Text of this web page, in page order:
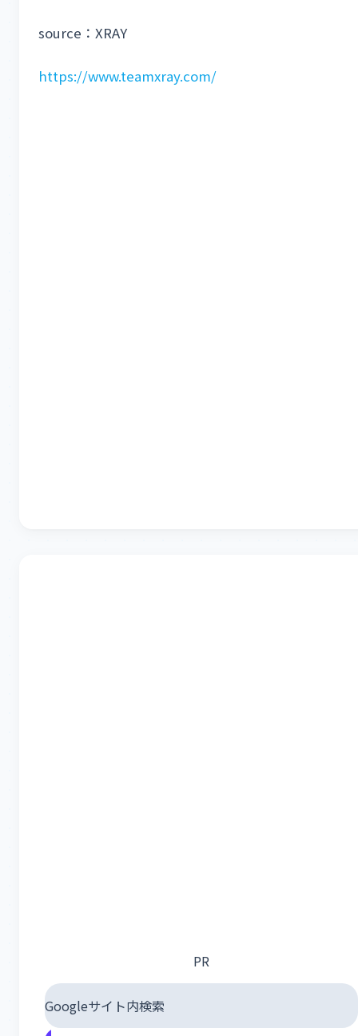
source：XRAY
https://www.teamxray.com/
PR
Googleサイト内検索